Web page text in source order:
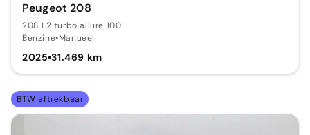
Peugeot 208
208 1.2 turbo allure 100
Benzine•Manueel
2025•31.469 km
BTW aftrekbaar